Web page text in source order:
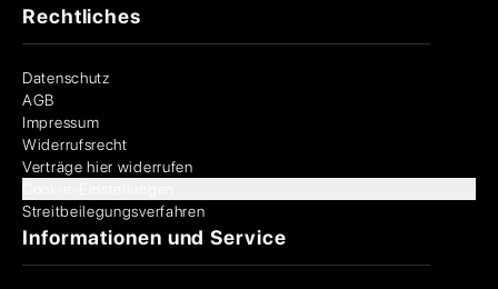
Rechtliches
Datenschutz
AGB
Impressum
Widerrufsrecht
Verträge hier widerrufen
Streitbeilegungsverfahren
Informationen und Service